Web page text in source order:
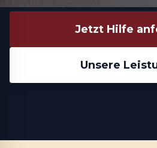
Jetzt Hilfe
Unsere